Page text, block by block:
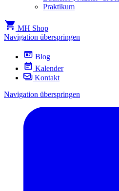
Praktikum
MH Shop
Navigation überspringen
Blog
Kalender
Kontakt
Navigation überspringen